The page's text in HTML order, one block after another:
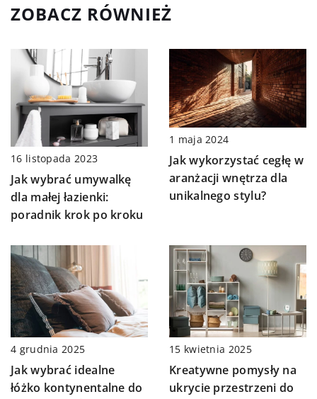
ZOBACZ RÓWNIEŻ
16 listopada 2023
Jak wybrać umywalkę
dla małej łazienki:
poradnik krok po kroku
1 maja 2024
Jak wykorzystać cegłę w
aranżacji wnętrza dla
unikalnego stylu?
4 grudnia 2025
Jak wybrać idealne
łóżko kontynentalne do
15 kwietnia 2025
Kreatywne pomysły na
ukrycie przestrzeni do